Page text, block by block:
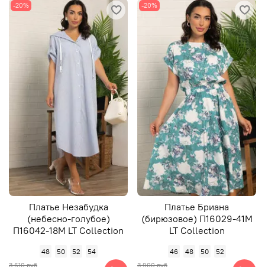
-20%
Платье Незабудка
(небесно-голубое)
П16042-18М LT Collection
48 50 52 54
-20%
Платье Бриана
(бирюзовое) П16029-41М
LT Collection
46 48 50 52